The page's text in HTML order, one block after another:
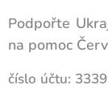
Podpořte
na pomoc
číslo účtu: